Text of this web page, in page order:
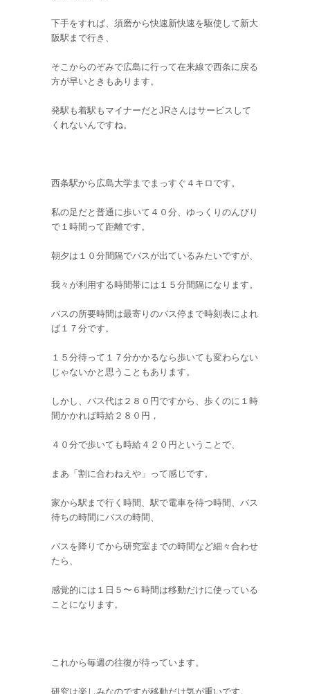
下手をすれば、須磨から快速新快速を駆使して新大
阪駅まで行き、
そこからのぞみで広島に行って在来線で西条に戻る
方が早いときもあります。
発駅も着駅もマイナーだとJRさんはサービスして
くれないんですね。
西条駅から広島大学までまっすぐ４キロです。
私の足だと普通に歩いて４０分、ゆっくりのんびり
で１時間って距離です。
朝夕は１０分間隔でバスが出ているみたいですが、
我々が利用する時間帯には１５分間隔になります。
バスの所要時間は最寄りのバス停まで時刻表によれ
ば１７分です。
１５分待って１７分かかるなら歩いても変わらない
じゃないかと思うこともあります。
しかし、バス代は２８０円ですから、歩くのに１時
間かかれば時給２８０円，
４０分で歩いても時給４２０円ということで、
まあ「割に合わねえや」って感じです。
家から駅まで行く時間、駅で電車を待つ時間、バス
待ちの時間にバスの時間、
バスを降りてから研究室までの時間など細々合わせ
たら、
感覚的には１日５〜６時間は移動だけに使っている
ことになります。
これから毎週の往復が待っています。
研究は楽しみなのですが移動だけ気が重いです。